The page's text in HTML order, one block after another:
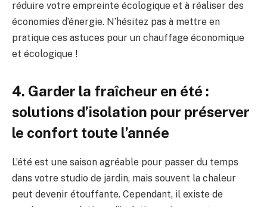
réduire votre ⁣empreinte écologique et à réaliser des
économies d’énergie. N’hésitez ⁢pas à mettre en
pratique ces ​astuces pour un chauffage économique
et écologique ⁤!
4. Garder la‌ fraîcheur en été :
solutions d’isolation pour préserver
le confort toute l’année
L’été est une ⁣saison agréable ​pour⁤ passer du temps
dans votre studio de ‍jardin, mais souvent la chaleur
peut devenir étouffante. ​Cependant, ‍il existe ‍de